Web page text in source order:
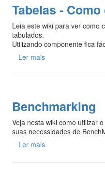
Tabelas -
Leia este wiki para ver como
tabulados.
Utilizando componente fica
Ler mais
Benchmarking
Veja nesta wiki como utilizar
suas necessidades de
Ler mais